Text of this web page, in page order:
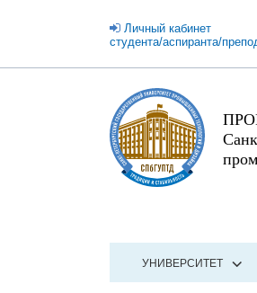
Личный кабинет
студента/аспиранта/
УНИВЕРСИТЕТ